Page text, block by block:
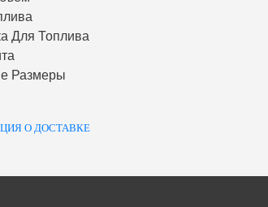
Для Топлива
Размеры
О ДОСТАВКЕ